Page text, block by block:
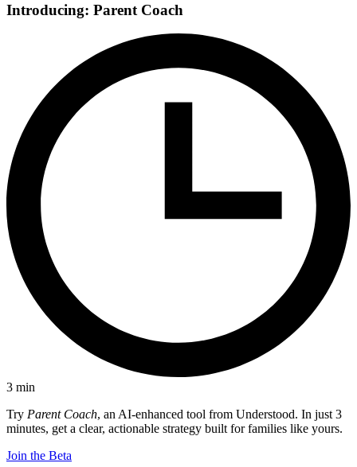
Introducing: Parent Coach
3 min
Try Parent Coach, an AI-enhanced tool from Understood. In just 3
minutes, get a clear, actionable strategy built for families like yours.
Join the Beta